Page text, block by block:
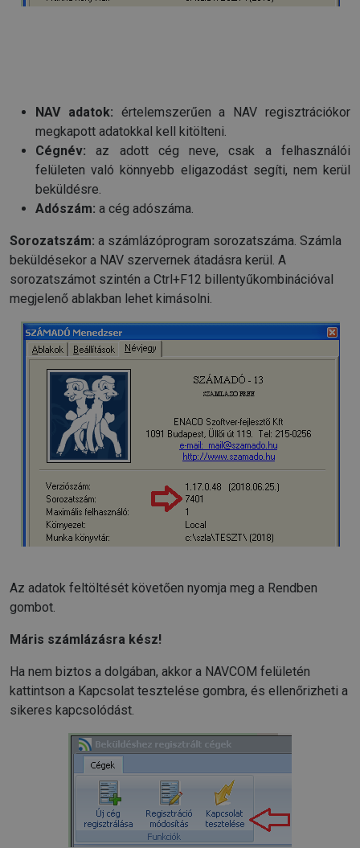
NAV adatok: értelemszerűen a NAV regisztrációkor
megkapott adatokkal kell kitölteni.
Cégnév: az adott cég neve, csak a felhasználói
felületen való könnyebb eligazodást segíti, nem kerül
beküldésre.
Adószám: a cég adószáma.
Sorozatszám: a számlázóprogram sorozatszáma. Számla
beküldésekor a NAV szervernek átadásra kerül. A
sorozatszámot szintén a Ctrl+F12 billentyűkombinációval
megjelenő ablakban lehet kimásolni.
Az adatok feltöltését követően nyomja meg a Rendben
gombot.
Máris számlázásra kész!
Ha nem biztos a dolgában, akkor a NAVCOM felületén
kattintson a Kapcsolat tesztelése gombra, és ellenőrizheti a
sikeres kapcsolódást.